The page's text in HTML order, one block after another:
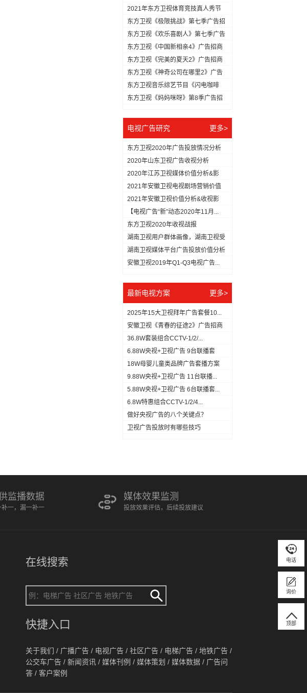
2021年东方卫视体育竞技真人秀节
目...
东方卫视《极限挑战》第七季广告招
商方...
东方卫视《欢乐喜剧人》第七季广告
冠名...
东方卫视《中国新相亲4》广告招商
方案
东方卫视《完美的夏天2》广告招商
方案
东方卫视《神奇公司在哪里2》广告
招商...
东方卫视音乐综艺节目《闪电咖啡
馆》广...
东方卫视《妈妈咪呀》第8季广告招
电视广告研究 更多>
东方卫视2020年广告投放情况分析
2020年山东卫视广告收视分析
2020年江苏卫视媒体价值分析&影
响...
2021年安徽卫视电视剧场营销价值
分...
2021年安徽卫视价值分析&收视影
响...
【电视广告“新”动态2020年11月...
东方卫视2020年收视战报
湖南卫视用户群体画像，湖南卫视受
众分...
湖南卫视媒体平台广告投放价值分析
（数...
安徽卫视2019年Q1-Q3电视广告...
最新电视方案 更多>
2025年15大卫视拜年广告套餐10...
安徽卫视《青春的征途2》广告招商
方案
36.8W套装组合CCTV-1/2/...
6.88W央视+卫视广告 9台联播套
18W母婴儿童类品牌广告套播方案
9.88W央视+卫视广告 11台联播...
5.88W央视+卫视广告 6台联播套...
6.8W特惠组合CCTV-1/2/4...
做好央视广告的八个关键点？
​卫视广告投放时有哪些技巧
监播数据
补一，漏一补一
媒体效果监测
投放效果评估，后续投放建议
在线搜索
快捷入口
关于我们 / 广播广告 / 电视广告 / 社区广告 / 电梯广告 / 地铁广告 /
公交车广告 / 新闻资讯 / 媒体刊例 / 媒体策划 / 媒体数据 / 广告问
答 / 客户案例
电话
询价
顶部